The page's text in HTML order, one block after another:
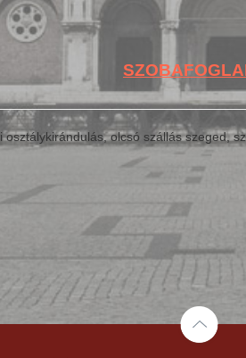
olcsó szállás szeged,